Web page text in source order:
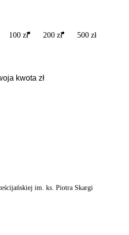
100 zł 200 zł 500 zł
im. ks. Piotra Skargi